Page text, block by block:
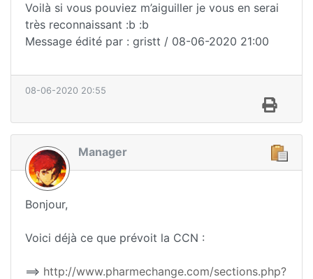
Voilà si vous pouviez m’aiguiller je vous en serai
très reconnaissant :b :b
Message édité par : gristt / 08-06-2020 21:00
08-06-2020 20:55
Manager
Bonjour,
Voici déjà ce que prévoit la CCN :
==> http://www.pharmechange.com/sections.php?